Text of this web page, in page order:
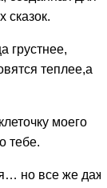
сказок.
грустнее,
теплее,а
моего
тебе.
но все же